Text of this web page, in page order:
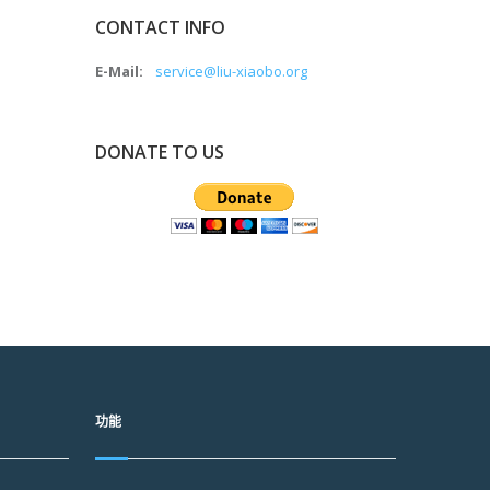
CONTACT INFO
E-Mail: service@liu-xiaobo.org
DONATE TO US
功能